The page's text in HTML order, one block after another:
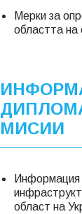
Мерки за
областта
МИСИИ
Информация
област на